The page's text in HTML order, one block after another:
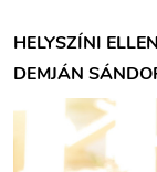
HELYSZÍNI
DEMJÁN